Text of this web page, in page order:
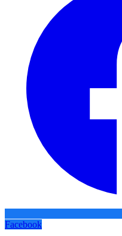
Facebook